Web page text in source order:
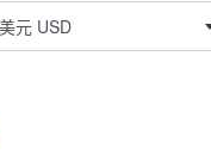
美元 USD